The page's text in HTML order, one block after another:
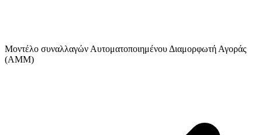
Μοντέλο συναλλαγών Αυτοματοποιημένου Διαμορφωτή Αγοράς
(AMM)